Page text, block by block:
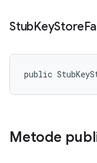
StubKeyStore
public
Metode